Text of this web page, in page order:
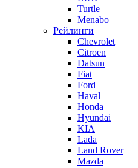
Turtle
Menabo
Рейлинги
Chevrolet
Citroen
Datsun
Fiat
Ford
Haval
Honda
Hyundai
KIA
Lada
Land Rover
Mazda